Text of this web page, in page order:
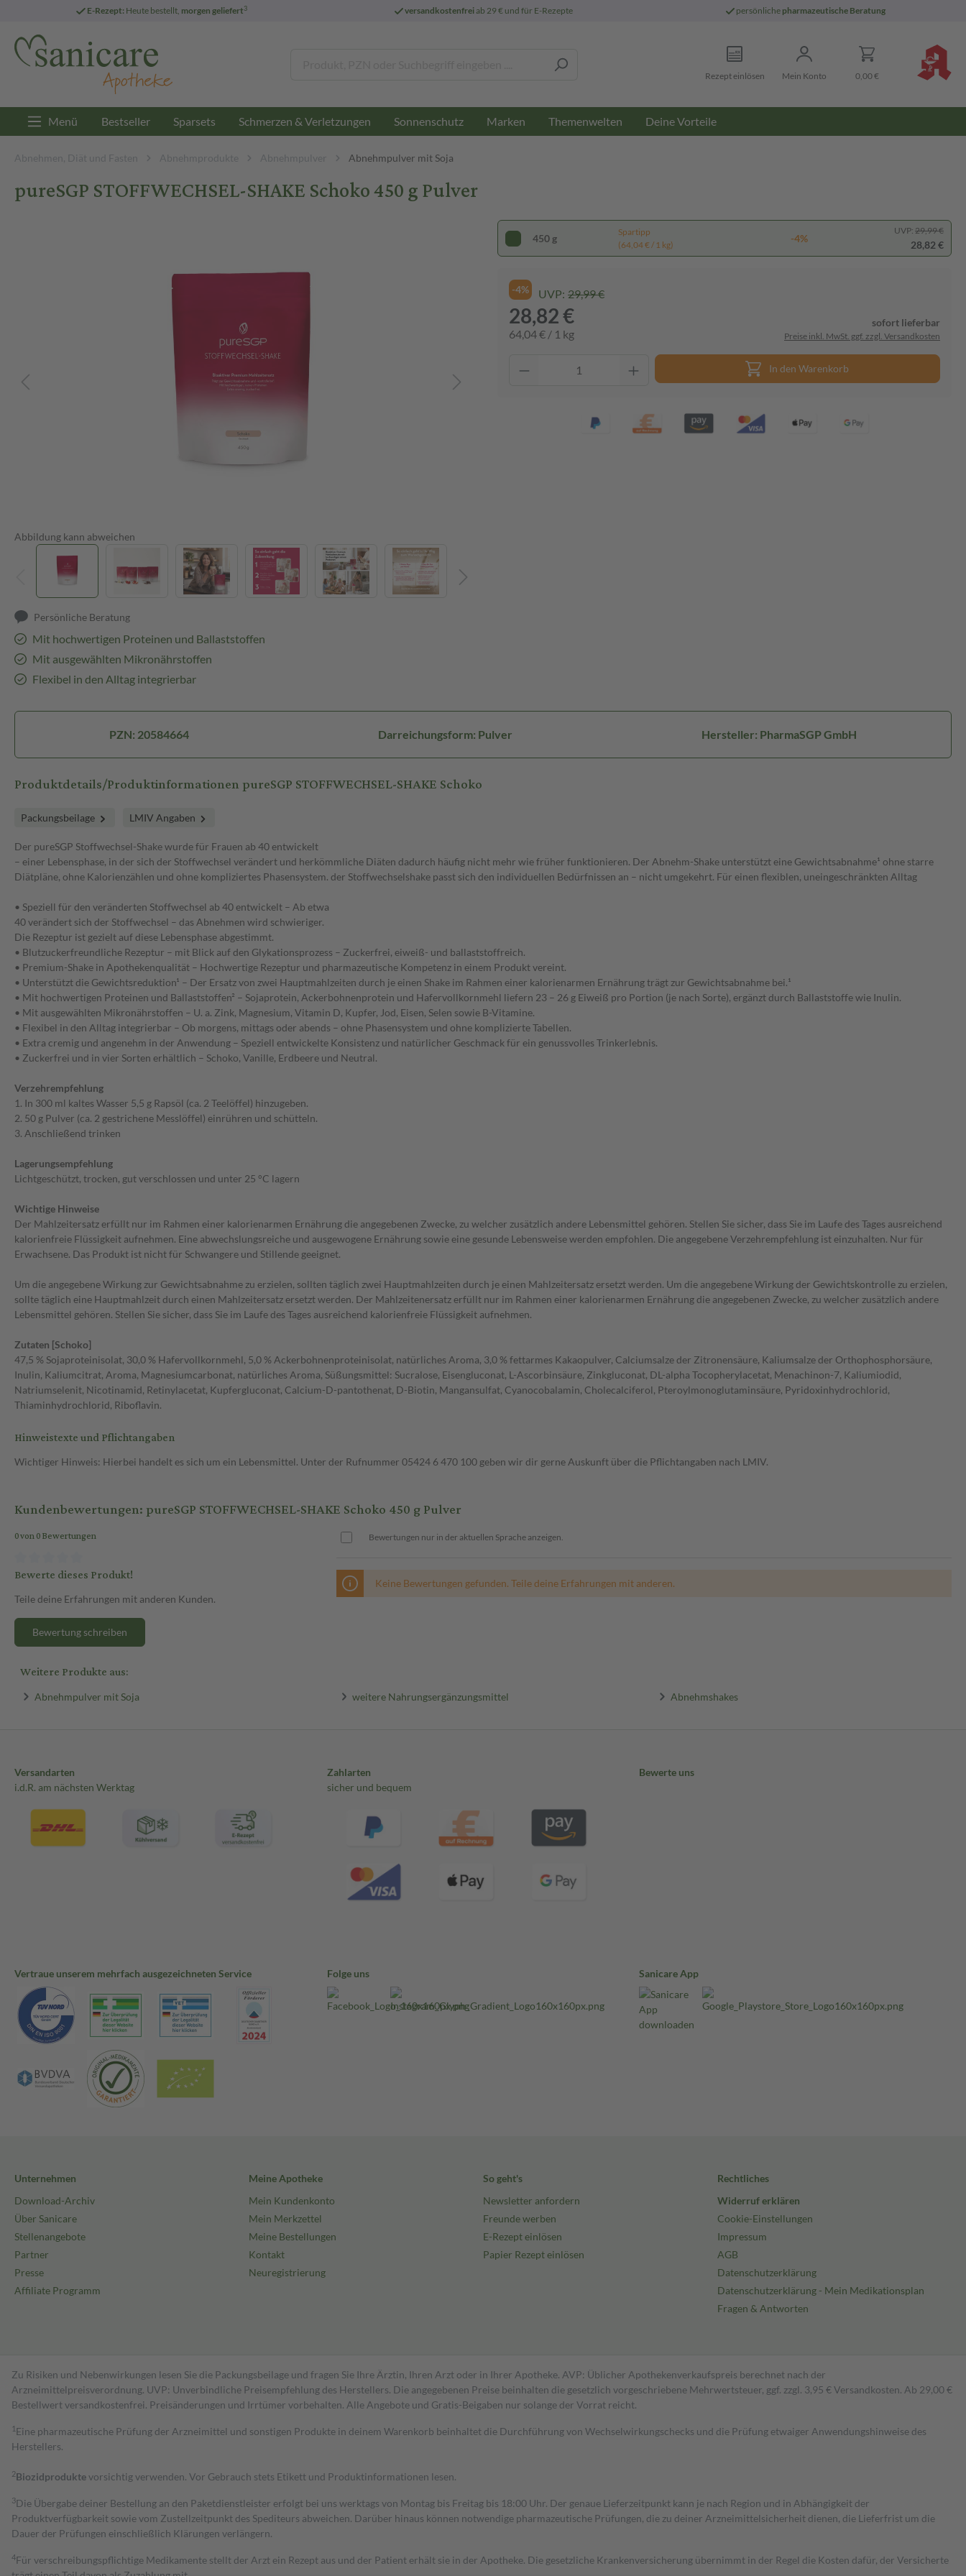
E-Rezept: Heute bestellt, morgen geliefert3 versandkostenfreiab 29 € und für E-Rezepte persönliche pharmazeutische Beratung
Rezept einlösen Mein Konto 0,00 €
Menü Bestseller Sparsets Schmerzen & Verletzungen Sonnenschutz Marken Themenwelten Deine Vorteile
Abnehmen, Diät und Fasten Abnehmprodukte Abnehmpulver Abnehmpulver mit Soja
pureSGP STOFFWECHSEL-SHAKE Schoko 450 g Pulver
Abbildung kann abweichen
Persönliche Beratung
Mit hochwertigen Proteinen und Ballaststoffen
Mit ausgewählten Mikronährstoffen
Flexibel in den Alltag integrierbar
450 g
Spartipp
(64,04 € / 1 kg)
-4%
UVP: 29,99 €
28,82 €
-4% UVP: 29,99 €
28,82 €
64,04 € / 1 kg
sofort lieferbar
Preise inkl. MwSt. ggf. zzgl. Versandkosten
In den Warenkorb
PZN: 20584664 Darreichungsform: Pulver Hersteller: PharmaSGP GmbH
Produktdetails/Produktinformationen pureSGP STOFFWECHSEL-SHAKE Schoko
Packungsbeilage LMIV Angaben
Der pureSGP Stoffwechsel-Shake wurde für Frauen ab 40 entwickelt
– einer Lebensphase, in der sich der Stoffwechsel verändert und herkömmliche Diäten dadurch häufig nicht mehr wie früher funktionieren. Der Abnehm-Shake unterstützt eine Gewichtsabnahme¹ ohne starre
Diätpläne, ohne Kalorienzählen und ohne kompliziertes Phasensystem. der Stoffwechselshake passt sich den individuellen Bedürfnissen an – nicht umgekehrt. Für einen flexiblen, uneingeschränkten Alltag
• Speziell für den veränderten Stoffwechsel ab 40 entwickelt – Ab etwa
40 verändert sich der Stoffwechsel – das Abnehmen wird schwieriger.
Die Rezeptur ist gezielt auf diese Lebensphase abgestimmt.
• Blutzuckerfreundliche Rezeptur – mit Blick auf den Glykationsprozess – Zuckerfrei, eiweiß- und ballaststoffreich.
• Premium-Shake in Apothekenqualität – Hochwertige Rezeptur und pharmazeutische Kompetenz in einem Produkt vereint.
• Unterstützt die Gewichtsreduktion¹ – Der Ersatz von zwei Hauptmahlzeiten durch je einen Shake im Rahmen einer kalorienarmen Ernährung trägt zur Gewichtsabnahme bei.¹
• Mit hochwertigen Proteinen und Ballaststoffen² – Sojaprotein, Ackerbohnenprotein und Hafervollkornmehl liefern 23 – 26 g Eiweiß pro Portion (je nach Sorte), ergänzt durch Ballaststoffe wie Inulin.
• Mit ausgewählten Mikronährstoffen – U. a. Zink, Magnesium, Vitamin D, Kupfer, Jod, Eisen, Selen sowie B-Vitamine.
• Flexibel in den Alltag integrierbar – Ob morgens, mittags oder abends – ohne Phasensystem und ohne komplizierte Tabellen.
• Extra cremig und angenehm in der Anwendung – Speziell entwickelte Konsistenz und natürlicher Geschmack für ein genussvolles Trinkerlebnis.
• Zuckerfrei und in vier Sorten erhältlich – Schoko, Vanille, Erdbeere und Neutral.
Verzehrempfehlung
1. In 300 ml kaltes Wasser 5,5 g Rapsöl (ca. 2 Teelöffel) hinzugeben.
2. 50 g Pulver (ca. 2 gestrichene Messlöffel) einrühren und schütteln.
3. Anschließend trinken
Lagerungsempfehlung
Lichtgeschützt, trocken, gut verschlossen und unter 25 °C lagern
Wichtige Hinweise
Der Mahlzeitersatz erfüllt nur im Rahmen einer kalorienarmen Ernährung die angegebenen Zwecke, zu welcher zusätzlich andere Lebensmittel gehören. Stellen Sie sicher, dass Sie im Laufe des Tages ausreichend
kalorienfreie Flüssigkeit aufnehmen. Eine abwechslungsreiche und ausgewogene Ernährung sowie eine gesunde Lebensweise werden empfohlen. Die angegebene Verzehrempfehlung ist einzuhalten. Nur für
Erwachsene. Das Produkt ist nicht für Schwangere und Stillende geeignet.
Um die angegebene Wirkung zur Gewichtsabnahme zu erzielen, sollten täglich zwei Hauptmahlzeiten durch je einen Mahlzeitersatz ersetzt werden. Um die angegebene Wirkung der Gewichtskontrolle zu erzielen,
sollte täglich eine Hauptmahlzeit durch einen Mahlzeitersatz ersetzt werden. Der Mahlzeitenersatz erfüllt nur im Rahmen einer kalorienarmen Ernährung die angegebenen Zwecke, zu welcher zusätzlich andere
Lebensmittel gehören. Stellen Sie sicher, dass Sie im Laufe des Tages ausreichend kalorienfreie Flüssigkeit aufnehmen.
Zutaten [Schoko]
47,5 % Sojaproteinisolat, 30,0 % Hafervollkornmehl, 5,0 % Ackerbohnenproteinisolat, natürliches Aroma, 3,0 % fettarmes Kakaopulver, Calciumsalze der Zitronensäure, Kaliumsalze der Orthophosphorsäure,
Inulin, Kaliumcitrat, Aroma, Magnesiumcarbonat, natürliches Aroma, Süßungsmittel: Sucralose, Eisengluconat, L-Ascorbinsäure, Zinkgluconat, DL-alpha Tocopherylacetat, Menachinon-7, Kaliumiodid,
Natriumselenit, Nicotinamid, Retinylacetat, Kupfergluconat, Calcium-D-pantothenat, D-Biotin, Mangansulfat, Cyanocobalamin, Cholecalciferol, Pteroylmonoglutaminsäure, Pyridoxinhydrochlorid,
Thiaminhydrochlorid, Riboflavin.
Hinweistexte und Pflichtangaben
Wichtiger Hinweis: Hierbei handelt es sich um ein Lebensmittel. Unter der Rufnummer 05424 6 470 100 geben wir dir gerne Auskunft über die Pflichtangaben nach LMIV.
Kundenbewertungen: pureSGP STOFFWECHSEL-SHAKE Schoko 450 g Pulver
0 von 0 Bewertungen
Bewerte dieses Produkt!
Teile deine Erfahrungen mit anderen Kunden.
Bewertung schreiben
Bewertungen nur in der aktuellen Sprache anzeigen.
Keine Bewertungen gefunden. Teile deine Erfahrungen mit anderen.
Weitere Produkte aus:
Abnehmpulver mit Soja weitere Nahrungsergänzungsmittel Abnehmshakes
Versandarten
i.d.R. am nächsten Werktag
Zahlarten
sicher und bequem
Bewerte uns
Vertraue unserem mehrfach ausgezeichneten Service Folge uns Sanicare App
Unternehmen
Download-Archiv
Über Sanicare
Stellenangebote
Partner
Presse
Affiliate Programm
Meine Apotheke
Mein Kundenkonto
Mein Merkzettel
Meine Bestellungen
Kontakt
Neuregistrierung
So geht's
Newsletter anfordern
Freunde werben
E-Rezept einlösen
Papier Rezept einlösen
Rechtliches
Widerruf erklären
Cookie-Einstellungen
Impressum
AGB
Datenschutzerklärung
Datenschutzerklärung - Mein Medikationsplan
Fragen & Antworten
Zu Risiken und Nebenwirkungen lesen Sie die Packungsbeilage und fragen Sie Ihre Ärztin, Ihren Arzt oder in Ihrer Apotheke. AVP: Üblicher Apothekenverkaufspreis berechnet nach der
Arzneimittelpreisverordnung. UVP: Unverbindliche Preisempfehlung des Herstellers. Die angegebenen Preise beinhalten die gesetzlich vorgeschriebene Mehrwertsteuer, ggf. zzgl. 3,95 € Versandkosten. Ab 29,00 €
Bestell­wert versand­kosten­frei. Preisänderungen und Irrtümer vorbehalten. Alle Angebote und Gratis-Beigaben nur solange der Vorrat reicht.
1 Eine pharmazeutische Prüfung der Arzneimittel und sonstigen Produkte in deinem Warenkorb beinhaltet die Durchführung von Wechselwirkungschecks und die Prüfung etwaiger Anwendungshinweise des
Herstellers.
2Biozidproduktevorsichtig verwenden. Vor Gebrauch stets Etikett und Produktinformationen lesen.
3Die Übergabe deiner Bestellung an den Paketdienstleister erfolgt bei uns werktags von Montag bis Freitag bis 18:00 Uhr. Der genaue Lieferzeitpunkt kann je nach Region und in Abhängigkeit der
Produktverfügbarkeit sowie vom Zustellzeitpunkt des Spediteurs abweichen. Darüber hinaus können notwendige pharmazeutische Prüfungen, die zu deiner Arzneimittelsicherheit dienen, die Lieferfrist um die
Dauer der Prüfungen einschließlich Klärungen verlängern.
4Für verschreibungspflichtige Medikamente stellt der Arzt ein Rezept aus und der Patient erhält sie in der Apotheke. Die gesetzliche Krankenversicherung übernimmt in der Regel die Kosten dafür, der Versicherte